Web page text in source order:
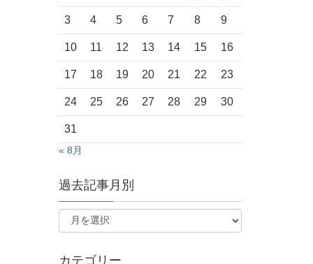
3 4 5 6 7 8 9
10 11 12 13 14 15 16
17 18 19 20 21 22 23
24 25 26 27 28 29 30
31
« 8月
過去記事月別
カテゴリー